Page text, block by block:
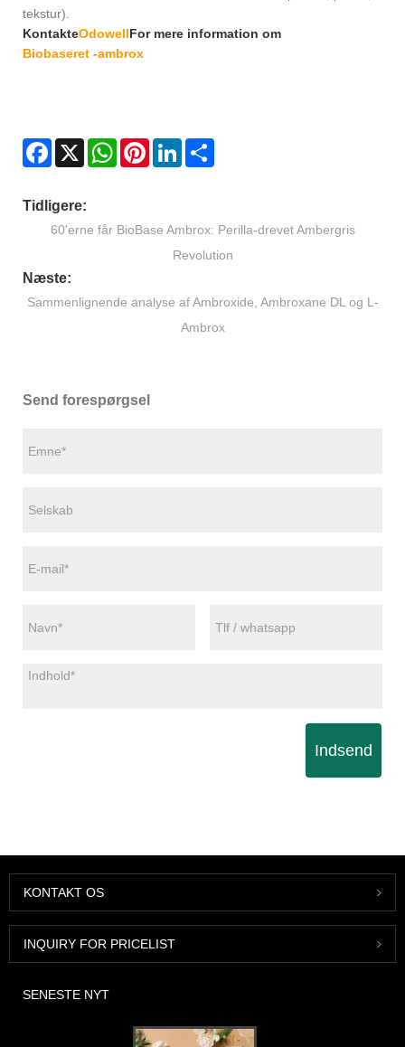
tekstur).
KontakteOdowellFor mere information om
Biobaseret -ambrox
Facebook
X WhatsAppPinterestLinkedIn
Tidligere:
60'erne får BioBase Ambrox: Perilla-drevet Ambergris
Revolution
Næste:
Sammenlignende analyse af Ambroxide, Ambroxane DL og L-
Ambrox
Send forespørgsel
Indsend
KONTAKT OS
INQUIRY FOR PRICELIST
SENESTE NYT